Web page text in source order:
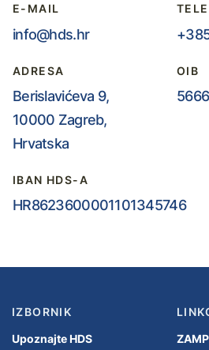
E-MAIL
info@hds.hr
ADRESA
Berislavićeva 9,
10000 Zagreb,
Hrvatska
OIB
IBAN HDS-A
HR8623600001101345746
IZBORNIK
Upoznajte HDS ZAMP